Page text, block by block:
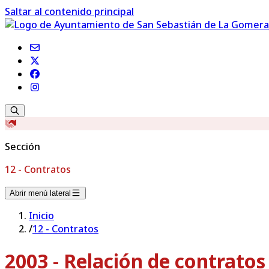
Saltar al contenido principal
Sección
12 - Contratos
Abrir menú lateral
Inicio
/12 - Contratos
2003 - Relación de